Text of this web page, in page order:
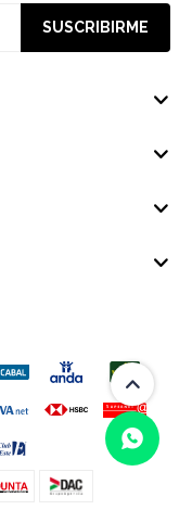
SUSCRIBIRME